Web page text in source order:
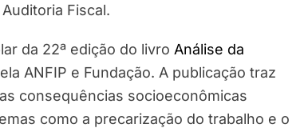
Fiscal.
da 22ª edição do livro Análise da
ANFIP e Fundação. A publicação traz
consequências socioeconômicas
como a precarização do trabalho e o